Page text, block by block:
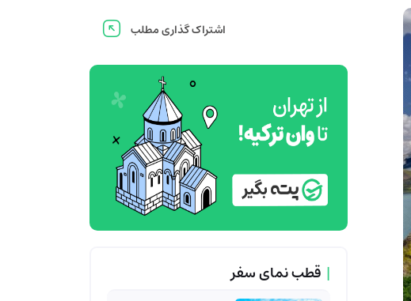
اشتراک گذاری مطلب
| قطب نمای سفر